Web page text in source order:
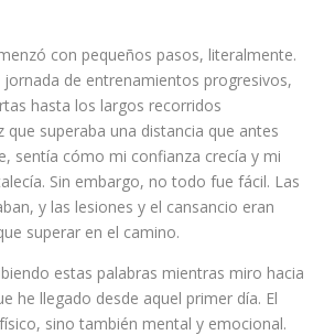
con pequeños pasos, literalmente.
de entrenamientos progresivos,
hasta los largos recorridos
que superaba una distancia que antes
sentía cómo mi confianza crecía y mi
Sin embargo, no todo fue fácil. Las
y las lesiones y el cansancio eran
superar en el camino.
estas palabras mientras miro hacia
he llegado desde aquel primer día. El
sino también mental y emocional.